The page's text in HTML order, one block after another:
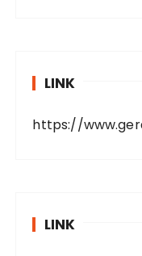
LINK
https://
LINK